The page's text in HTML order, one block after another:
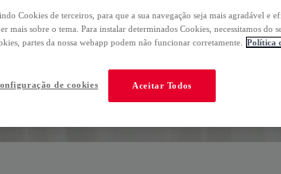
Cookies de terceiros, para que a sua navegação seja mais agradável e
mais sobre o tema. Para instalar determinados Cookies, necessitamos do
partes da nossa webapp podem não funcionar corretamente.
Política
Aceitar Todos
de cookies